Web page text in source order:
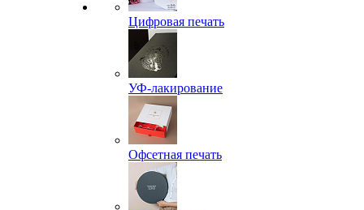
Цифровая печать
УФ-лакирование
Офсетная печать